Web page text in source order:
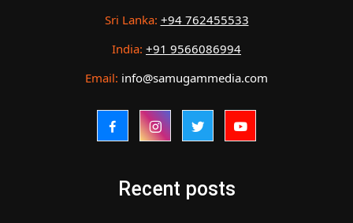
Sri Lanka: +94 762455533
India: +91 9566086994
Email: info@samugammedia.com
Recent posts